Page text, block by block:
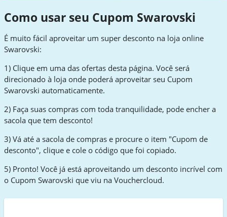
Como usar seu Cupom Swarovski
É muito fácil aproveitar um super desconto na loja online
Swarovski:
1) Clique em uma das ofertas desta página. Você será
direcionado à loja onde poderá aproveitar seu Cupom
Swarovski automaticamente.
2) Faça suas compras com toda tranquilidade, pode encher a
sacola que tem desconto!
3) Vá até a sacola de compras e procure o item "Cupom de
desconto", clique e cole o código que foi copiado.
5) Pronto! Você já está aproveitando um desconto incrível com
o Cupom Swarovski que viu na Vouchercloud.